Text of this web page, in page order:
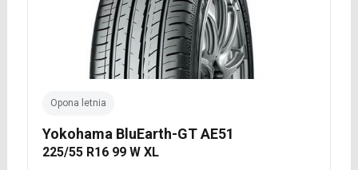
Opona letnia
Yokohama BluEarth-GT AE51
225/55 R16 99 W XL